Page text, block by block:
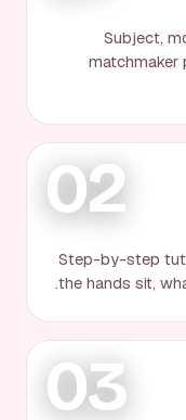
Subject,
matchmaker
02
Step-by-step
the hands sit,
03